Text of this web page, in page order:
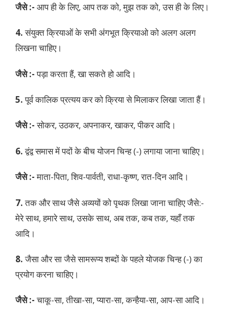
जैसे :- आप ही के लिए, आप तक को, मुझ तक को, उस ही के लिए।
4.संयुक्त क्रियाओं के सभी अंगभूत क्रियाओ को अलग अलग
लिखना चाहिए।
जैसे :-पड़ा करता हैं, खा सकते हो आदि।
5.पूर्व कालिक प्रत्यय कर को क्रिया से मिलाकर लिखा जाता हैं।
जैसे :-सोकर, उठकर, अपनाकर, खाकर, पीकर आदि।
6.द्वंद्व समास में पदों के बीच योजन चिन्ह (-) लगाया जाना चाहिए।
जैसे :-माता-पिता, शिव-पार्वती, राधा-कृष्ण, रात-दिन आदि।
7.तक और साथ जैसे अव्ययों को पृथक लिखा जाना चाहिए जैसे:-
मेरे साथ, हमारे साथ, उसके साथ, अब तक, कब तक, यहाँ तक
आदि।
8.जैसा और सा जैसे सामरूप्य शब्दों के पहले योजक चिन्ह (-) का
प्रयोग करना चाहिए।
जैसे :-चाकू-सा, तीखा-सा, प्यारा-सा, कन्हैया-सा, आप-सा आदि।